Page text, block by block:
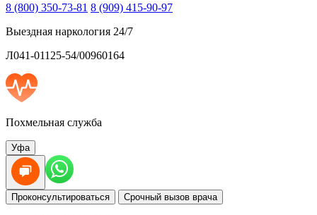
8 (800) 350-73-81 8 (909) 415-90-97
Выездная наркология 24/7
Л041-01125-54/00960164
Похмельная служба
Уфа
Проконсультироваться Срочный вызов врача